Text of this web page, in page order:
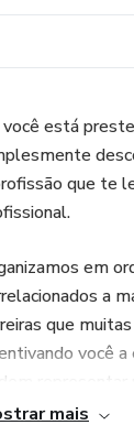
está
que te
em
a
que
você
mais